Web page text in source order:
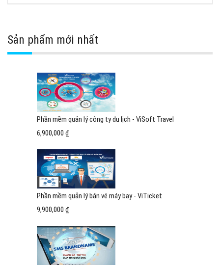
Sản phẩm mới nhất
Phần mềm quản lý công ty du lịch - ViSoft Travel
6,900,000 ₫
Phần mềm quản lý bán vé máy bay - ViTicket
9,900,000 ₫